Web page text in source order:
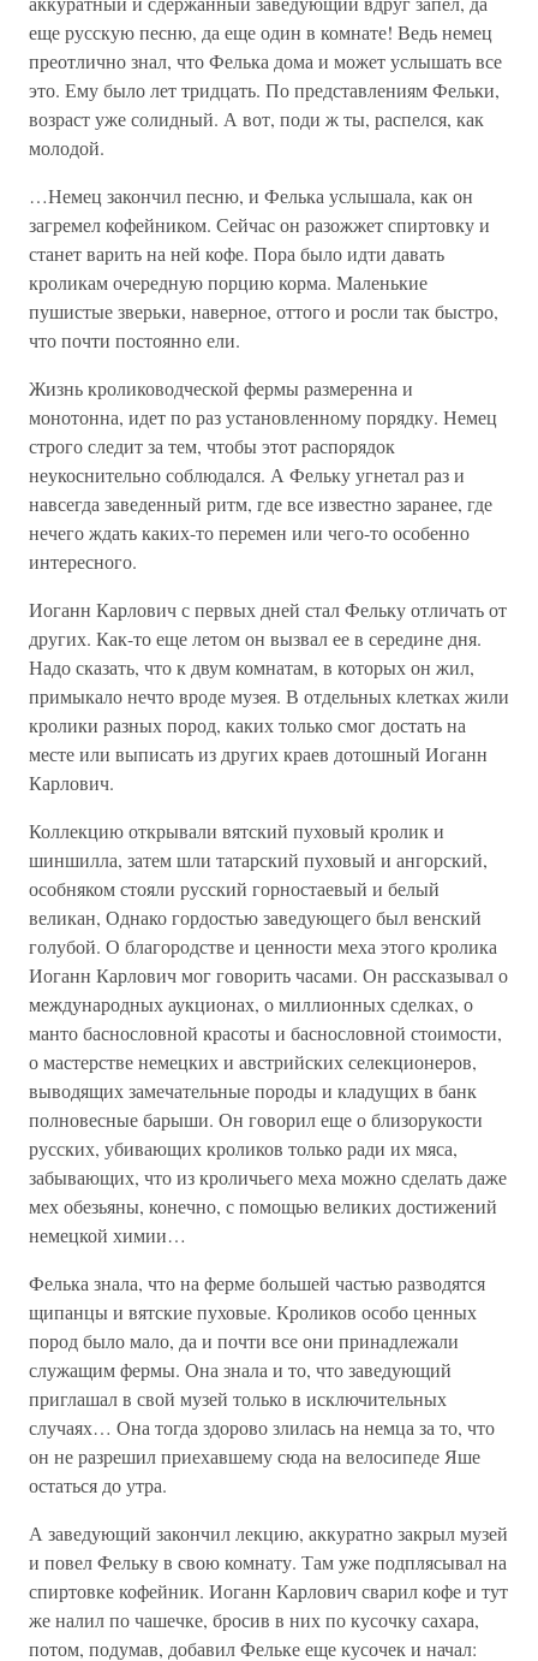
еще русскую песню, да еще один в комнате! Ведь немец
преотлично знал, что Фелька дома и может услышать все
это. Ему было лет тридцать. По представлениям Фельки,
возраст уже солидный. А вот, поди ж ты, распелся, как
молодой.
…Немец закончил песню, и Фелька услышала, как он
загремел кофейником. Сейчас он разожжет спиртовку и
станет варить на ней кофе. Пора было идти давать
кроликам очередную порцию корма. Маленькие
пушистые зверьки, наверное, оттого и росли так быстро,
что почти постоянно ели.
Жизнь кролиководческой фермы размеренна и
монотонна, идет по раз установленному порядку. Немец
строго следит за тем, чтобы этот распорядок
неукоснительно соблюдался. А Фельку угнетал раз и
навсегда заведенный ритм, где все известно заранее, где
нечего ждать каких-то перемен или чего-то особенно
интересного.
Иоганн Карлович с первых дней стал Фельку отличать от
других. Как-то еще летом он вызвал ее в середине дня.
Надо сказать, что к двум комнатам, в которых он жил,
примыкало нечто вроде музея. В отдельных клетках жили
кролики разных пород, каких только смог достать на
месте или выписать из других краев дотошный Иоганн
Карлович.
Коллекцию открывали вятский пуховый кролик и
шиншилла, затем шли татарский пуховый и ангорский,
особняком стояли русский горностаевый и белый
великан, Однако гордостью заведующего был венский
голубой. О благородстве и ценности меха этого кролика
Иоганн Карлович мог говорить часами. Он рассказывал о
международных аукционах, о миллионных сделках, о
манто баснословной красоты и баснословной стоимости,
о мастерстве немецких и австрийских селекционеров,
выводящих замечательные породы и кладущих в банк
полновесные барыши. Он говорил еще о близорукости
русских, убивающих кроликов только ради их мяса,
забывающих, что из кроличьего меха можно сделать даже
мех обезьяны, конечно, с помощью великих достижений
немецкой химии…
Фелька знала, что на ферме большей частью разводятся
щипанцы и вятские пуховые. Кроликов особо ценных
пород было мало, да и почти все они принадлежали
служащим фермы. Она знала и то, что заведующий
приглашал в свой музей только в исключительных
случаях… Она тогда здорово злилась на немца за то, что
он не разрешил приехавшему сюда на велосипеде Яше
остаться до утра.
А заведующий закончил лекцию, аккуратно закрыл музей
и повел Фельку в свою комнату. Там уже подплясывал на
спиртовке кофейник. Иоганн Карлович сварил кофе и тут
же налил по чашечке, бросив в них по кусочку сахара,
потом, подумав, добавил Фельке еще кусочек и начал: